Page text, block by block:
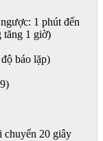
1 phút đến
tăng 1 giờ)
báo lặp)
20 giây